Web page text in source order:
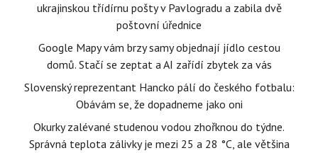
ukrajinskou třídírnu pošty v Pavlogradu a zabila dvě
poštovní úřednice
Google Mapy vám brzy samy objednají jídlo cestou
domů. Stačí se zeptat a AI zařídí zbytek za vás
Slovenský reprezentant Hancko pálí do českého fotbalu:
Obávám se, že dopadneme jako oni
Okurky zalévané studenou vodou zhořknou do týdne.
Správná teplota zálivky je mezi 25 a 28 °C, ale většina